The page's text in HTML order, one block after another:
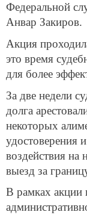
Федеральной
Анвар Закиров.
Акция
это время
для более
За две недели
долга
некоторых
удостоверения
воздействия на
выезд за
В рамках акции